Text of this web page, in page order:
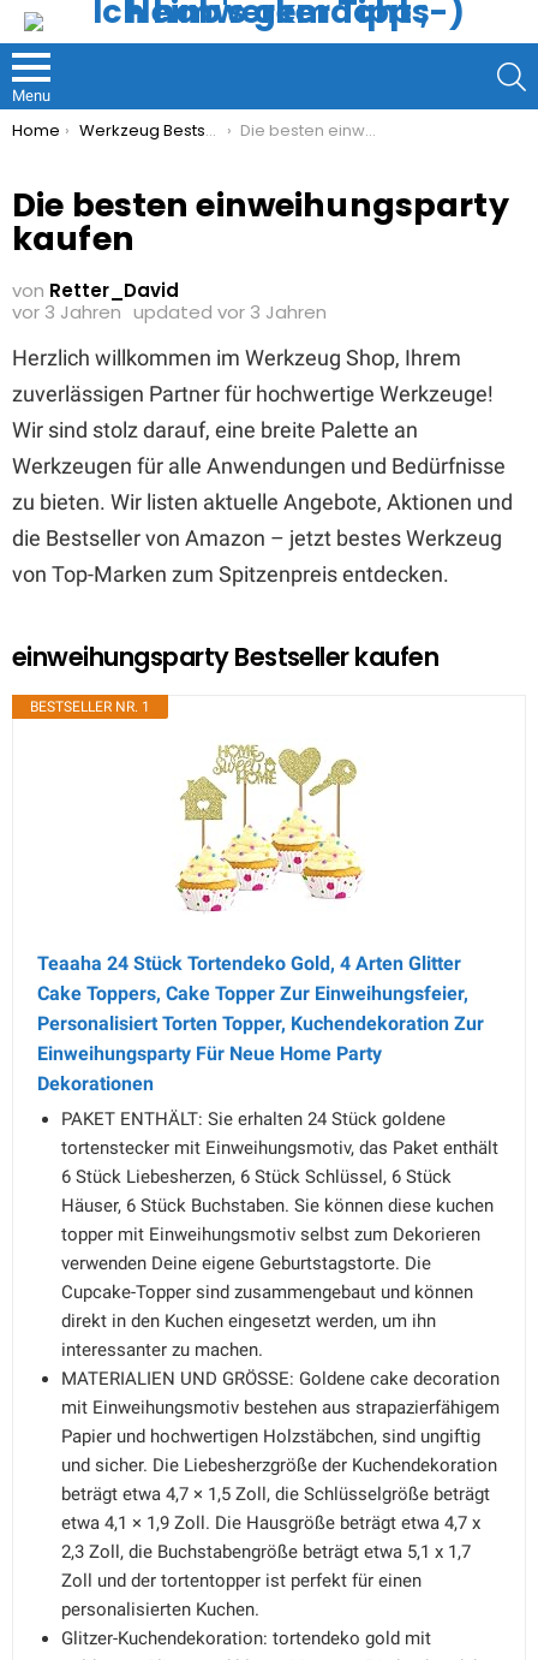
Menu
You are here:
Home Werkzeug Bestseller Die besten einweihungsparty kaufen
Die besten einweihungsparty
kaufen
von Retter_David
vor 3 Jahren updated vor 3 Jahren
Herzlich willkommen im Werkzeug Shop, Ihrem
zuverlässigen Partner für hochwertige Werkzeuge!
Wir sind stolz darauf, eine breite Palette an
Werkzeugen für alle Anwendungen und Bedürfnisse
zu bieten. Wir listen aktuelle Angebote, Aktionen und
die Bestseller von Amazon – jetzt bestes Werkzeug
von Top-Marken zum Spitzenpreis entdecken.
einweihungsparty Bestseller kaufen
BESTSELLER NR. 1
Teaaha 24 Stück Tortendeko Gold, 4 Arten Glitter
Cake Toppers, Cake Topper Zur Einweihungsfeier,
Personalisiert Torten Topper, Kuchendekoration Zur
Einweihungsparty Für Neue Home Party
Dekorationen
PAKET ENTHÄLT: Sie erhalten 24 Stück goldene
tortenstecker mit Einweihungsmotiv, das Paket enthält
6 Stück Liebesherzen, 6 Stück Schlüssel, 6 Stück
Häuser, 6 Stück Buchstaben. Sie können diese kuchen
topper mit Einweihungsmotiv selbst zum Dekorieren
verwenden Deine eigene Geburtstagstorte. Die
Cupcake-Topper sind zusammengebaut und können
direkt in den Kuchen eingesetzt werden, um ihn
interessanter zu machen.
MATERIALIEN UND GRÖSSE: Goldene cake decoration
mit Einweihungsmotiv bestehen aus strapazierfähigem
Papier und hochwertigen Holzstäbchen, sind ungiftig
und sicher. Die Liebesherzgröße der Kuchendekoration
beträgt etwa 4,7 × 1,5 Zoll, die Schlüsselgröße beträgt
etwa 4,1 × 1,9 Zoll. Die Hausgröße beträgt etwa 4,7 x
2,3 Zoll, die Buchstabengröße beträgt etwa 5,1 x 1,7
Zoll und der tortentopper ist perfekt für einen
personalisierten Kuchen.
Glitzer-Kuchendekoration: tortendeko gold mit